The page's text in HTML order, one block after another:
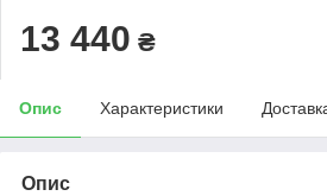
13 440 ₴
Опис Характеристики
Опис